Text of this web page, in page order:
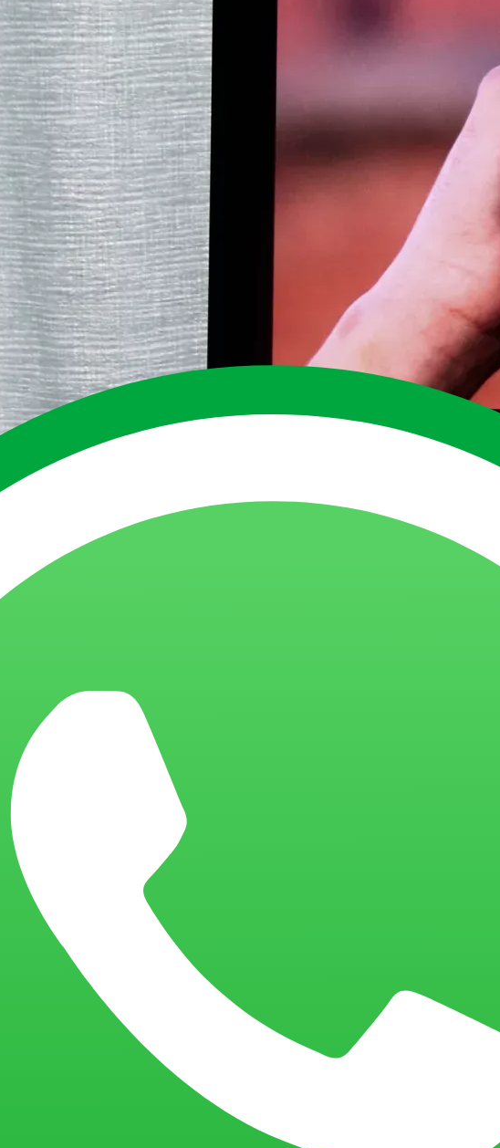
QUERO MEUS ANÚNCIOS: GOOGLE
PARA MELHORAR OS CONTEÚDOS: NETFLIX
DE TODAS ESSAS INFORMAÇÕES E ASSIM SERÁ O MARKETING DO